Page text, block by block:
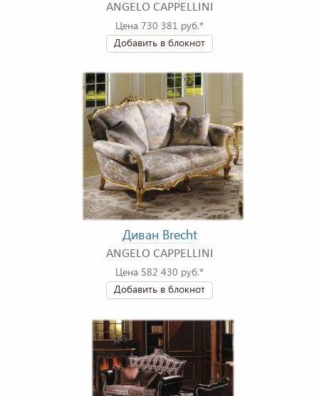
ANGELO CAPPELLINI
Цена 730 381 руб.*
Добавить в блокнот
Диван Brecht
ANGELO CAPPELLINI
Цена 582 430 руб.*
Добавить в блокнот